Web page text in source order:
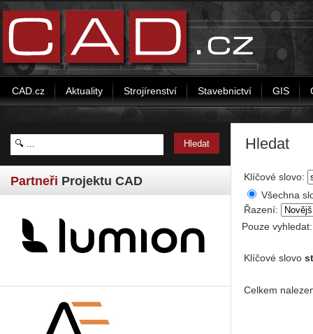
CAD.cz Aktuality Strojírenství Stavebnictví GIS
Partneři Projektu CAD
Hledat
Klíčové slovo:
Všechna
Řazení:
Pouze
Klíčové slovo
Celkem